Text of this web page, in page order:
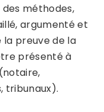
méthodes,
argumenté et
preuve de la
présenté à
tribunaux).